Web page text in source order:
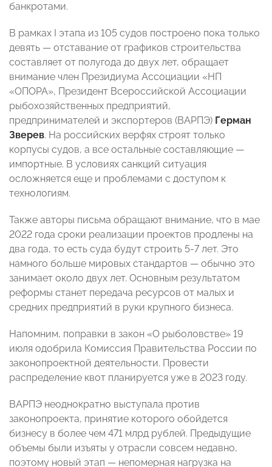
банкротами.
В рамках I этапа из 105 судов построено пока только
девять — отставание от графиков строительства
составляет от полугода до двух лет, обращает
внимание член Президиума Ассоциации «НП
«ОПОРА», Президент Всероссийской Ассоциации
рыбохозяйственных предприятий,
предпринимателей и экспортеров (ВАРПЭ) Герман
Зверев. На российских верфях строят только
корпусы судов, а все остальные составляющие —
импортные. В условиях санкций ситуация
осложняется еще и проблемами с доступом к
технологиям.
Также авторы письма обращают внимание, что в мае
2022 года сроки реализации проектов продлены на
два года, то есть суда будут строить 5-7 лет. Это
намного больше мировых стандартов — обычно это
занимает около двух лет. Основным результатом
реформы станет передача ресурсов от малых и
средних предприятий в руки крупного бизнеса.
Напомним, поправки в закон «О рыболовстве» 19
июля одобрила Комиссия Правительства России по
законопроектной деятельности. Провести
распределение квот планируется уже в 2023 году.
ВАРПЭ неоднократно выступала против
законопроекта, принятие которого обойдется
бизнесу в более чем 471 млрд рублей. Предыдущие
объемы были изъяты у отрасли совсем недавно,
поэтому новый этап — непомерная нагрузка на